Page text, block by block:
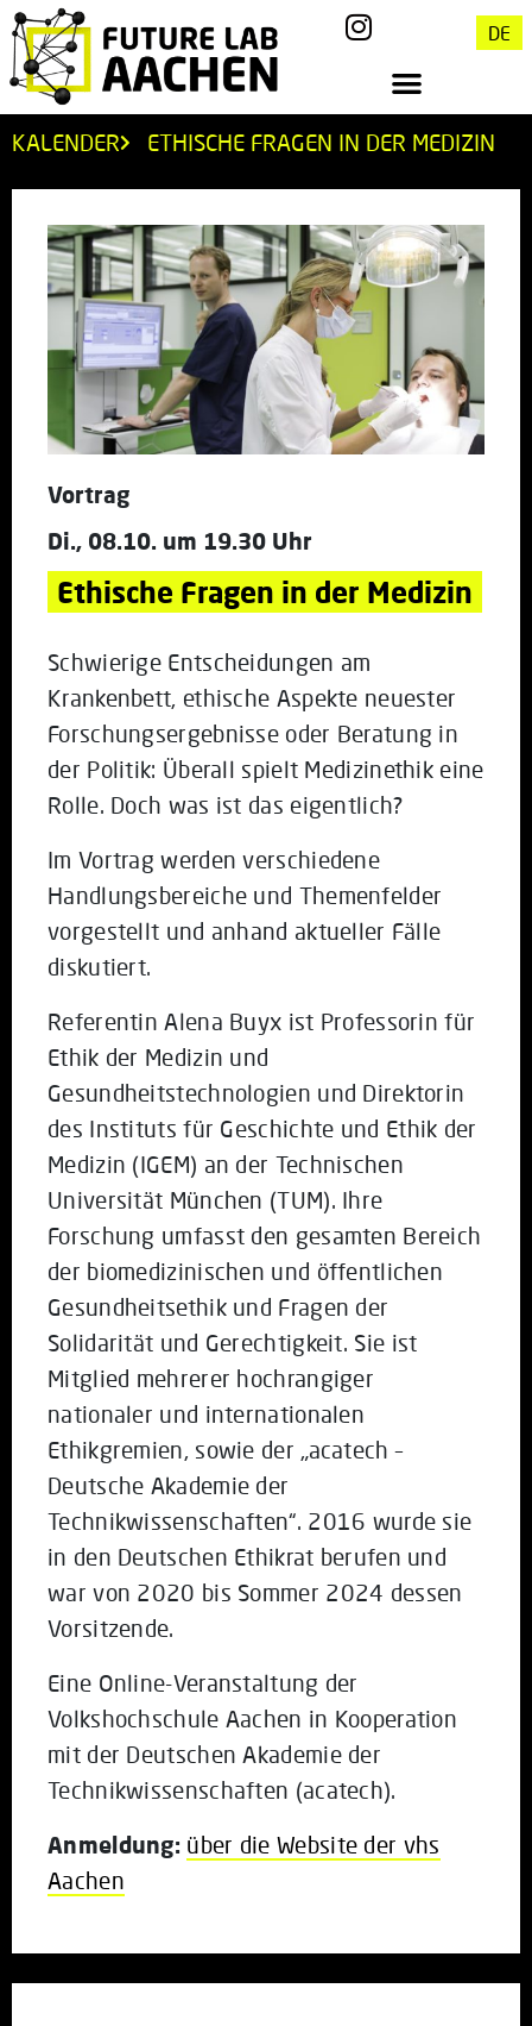
DE
KALENDER ETHISCHE FRAGEN IN DER MEDIZIN
Vortrag
Di., 08.10. um 19.30 Uhr
Ethische Fragen in der Medizin
Schwierige Entscheidungen am
Krankenbett, ethische Aspekte neuester
Forschungsergebnisse oder Beratung in
der Politik: Überall spielt Medizinethik eine
Rolle. Doch was ist das eigentlich?
Im Vortrag werden verschiedene
Handlungsbereiche und Themenfelder
vorgestellt und anhand aktueller Fälle
diskutiert.
Referentin Alena Buyx ist Professorin für
Ethik der Medizin und
Gesundheitstechnologien und Direktorin
des Instituts für Geschichte und Ethik der
Medizin (IGEM) an der Technischen
Universität München (TUM). Ihre
Forschung umfasst den gesamten Bereich
der biomedizinischen und öffentlichen
Gesundheitsethik und Fragen der
Solidarität und Gerechtigkeit. Sie ist
Mitglied mehrerer hochrangiger
nationaler und internationalen
Ethikgremien, sowie der „acatech –
Deutsche Akademie der
Technikwissenschaften“. 2016 wurde sie
in den Deutschen Ethikrat berufen und
war von 2020 bis Sommer 2024 dessen
Vorsitzende.
Eine Online-Veranstaltung der
Volkshochschule Aachen in Kooperation
mit der Deutschen Akademie der
Technikwissenschaften (acatech).
Anmeldung: über die Website der vhs
Aachen